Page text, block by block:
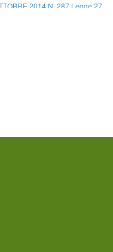
2014 N. 287 Legge 27